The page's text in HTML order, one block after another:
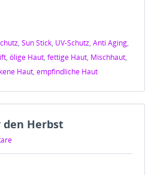
, Sun Stick, UV-Schutz, Anti Aging,
, ölige Haut, fettige Haut, Mischhaut,
Haut, empfindliche Haut
den Herbst